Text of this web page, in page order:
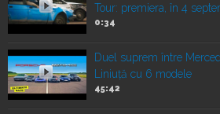
Tour: premiera, în 4
0:34
Duel suprem între
Liniuță cu 6 modele
45:42